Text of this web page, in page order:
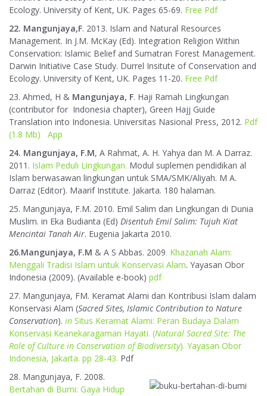
Ecology. University of Kent, UK. Pages 65-69. Free Pdf
22. Mangunjaya,F. 2013. Islam and Natural Resources
Management. In J.M. McKay (Ed). Integration Religion Within
Conservation: Islamic Belief and Sumatran Forest Management.
Darwin Initiative Case Study. Durrel Insitute of Conservation and
Ecology. University of Kent, UK. Pages 11-20. Free Pdf
23. Ahmed, H & Mangunjaya, F. Haji Ramah Lingkungan
(contributor for Indonesia chapter), Green Hajj Guide
Translation into Indonesia. Universitas Nasional Press, 2012. Pdf
(1.8 Mb)
App
24. Mangunjaya, F.M, A Rahmat, A. H. Yahya dan M. A Darraz.
2011. Islam Peduli Lingkungan. Modul suplemen pendidikan al
Islam berwasawan lingkungan untuk SMA/SMK/Aliyah. M A.
Darraz (Editor). Maarif Institute. Jakarta. 180 halaman.
25. Mangunjaya, F.M. 2010. Emil Salim dan Lingkungan di Dunia
Muslim. in Eka Budianta (Ed) Disentuh Emil Salim: Tujuh Kiat
Mencintai Tanah Air. Eugenia Jakarta 2010.
26.Mangunjaya, F.M & A S Abbas. 2009. Khazanah Alam:
Menggali Tradisi Islam untuk Konservasi Alam. Yayasan Obor
Indonesia (2009). (Available e-book) pdf
27. Mangunjaya, FM. Keramat Alami dan Kontribusi Islam dalam
Konservasi Alam (Sacred Sites, Islamic Contribution to Nature
Conservation). in Situs Keramat Alami: Peran Budaya Dalam
Konservasi Keanekaragaman Hayati. (Natural Sacred Site: The
Role of Culture in Conservation of Biodiversity). Yayasan Obor
Indonesia, Jakarta. pp 28-43. Pdf
28. Mangunjaya, F. 2008.
Bertahan di Bumi: Gaya Hidup